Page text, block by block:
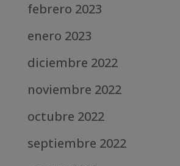
febrero 2023
enero 2023
diciembre 2022
noviembre 2022
octubre 2022
septiembre 2022